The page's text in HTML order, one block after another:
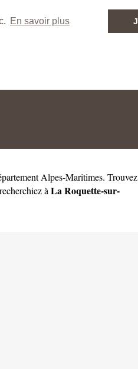
En savoir plus
Alpes-Maritimes. Trouvez
à La Roquette-sur-